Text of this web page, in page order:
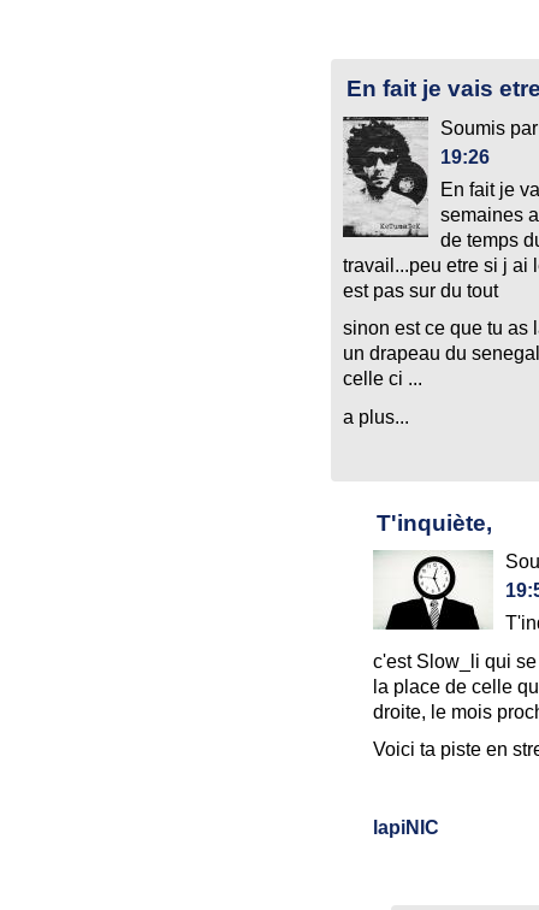
En fait je vais
Soumis
19:26
En fait je
semaines
de temps
travail...peu etre si j ai
est pas sur du tout
sinon est ce que tu as
un drapeau du
celle ci ...
a plus...
T'inquiète,
c'est Slow_li qui
la place de celle
droite, le mois
Voici ta piste en
lapiNIC